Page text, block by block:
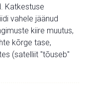
Katkestuse
vahele jäänud
kiire muutus,
kõrge tase,
(satelliit "tõuseb"